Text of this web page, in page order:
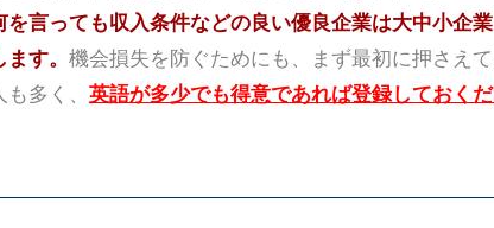
を言っても収入条件などの良い優良企業は大中小企
す。 機会損失を防ぐためにも、まず最初に押さえ
多く、 英語が多少でも得意であれば登録しておく